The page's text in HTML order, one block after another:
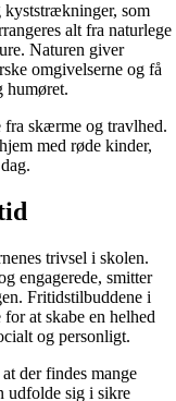
kyststrækninger, som
alt fra naturlege
Naturen giver
omgivelserne og få
humøret.
fra skærme og travlhed.
med røde kinder,
trivsel i skolen.
engagerede, smitter
Fritidstilbuddene i
at skabe en helhed
og personligt.
der findes mange
udfolde sig i sikre